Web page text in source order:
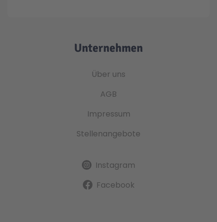
Unternehmen
Über uns
AGB
Impressum
Stellenangebote
Instagram
Facebook